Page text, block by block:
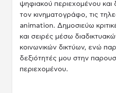
ψηφιακού περιεχομένου και
τον κινηματογράφο, τις
animation. Δημοσιεύω
και σειρές μέσω
κοινωνικών δικτύων, ενώ
δεξιότητές μου στην
περιεχομένου.